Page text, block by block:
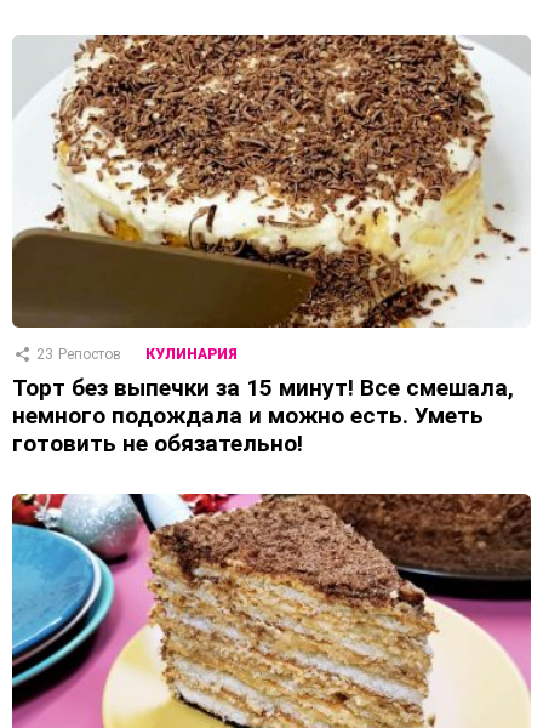
23 Репостов КУЛИНАРИЯ
Торт без выпечки за 15 минут! Все смешала,
немного подождала и можно есть. Уметь
готовить не обязательно!